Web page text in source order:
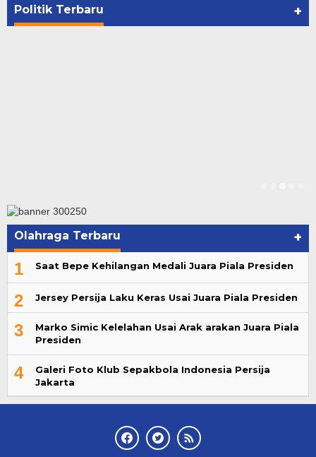
Politik Terbaru +
Di NASIONAL, POLITIK
Olahraga Terbaru +
1 Saat Bepe Kehilangan Medali Juara Piala Presiden
2 Jersey Persija Laku Keras Usai Juara Piala Presiden
3
Marko Simic Kelelahan Usai Arak arakan Juara Piala
Presiden
4
Galeri Foto Klub Sepakbola Indonesia Persija
Jakarta